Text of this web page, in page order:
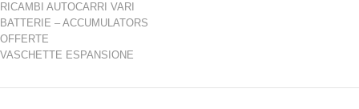
RICAMBI AUTOCARRI VARI
BATTERIE – ACCUMULATORS
OFFERTE
VASCHETTE ESPANSIONE